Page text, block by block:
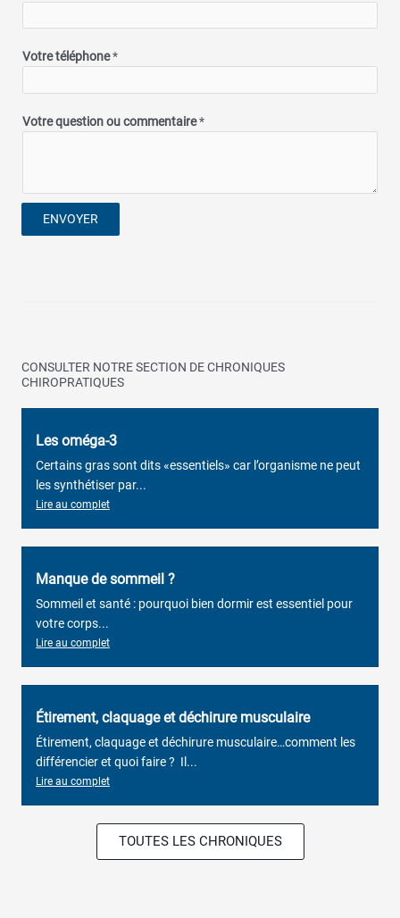
Votre téléphone*
Votre question ou commentaire*
ENVOYER
CONSULTER NOTRE SECTION DE CHRONIQUES
CHIROPRATIQUES
Les oméga-3
Certains gras sont dits «essentiels» car l’organisme ne peut
les synthétiser par...
Lire au complet
Manque de sommeil ?
Sommeil et santé : pourquoi bien dormir est essentiel pour
votre corps...
Lire au complet
Étirement, claquage et déchirure musculaire
Étirement, claquage et déchirure musculaire…comment les
différencier et quoi faire ? Il...
Lire au complet
TOUTES LES CHRONIQUES